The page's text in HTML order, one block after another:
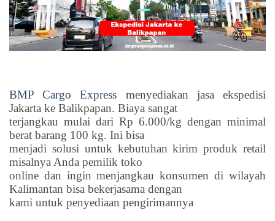
BMP Cargo Express menyediakan jasa ekspedisi
Jakarta ke Balikpapan. Biaya sangat
terjangkau mulai dari Rp 6.000/kg dengan minimal
berat barang 100 kg. Ini bisa
menjadi solusi untuk kebutuhan kirim produk retail
misalnya Anda pemilik toko
online dan ingin menjangkau konsumen di wilayah
Kalimantan bisa bekerjasama dengan
kami untuk penyediaan pengirimannya